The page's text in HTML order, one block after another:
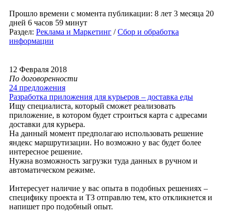
Прошло времени с момента публикации: 8 лет 3 месяца 20
дней 6 часов 59 минут
Раздел: Реклама и Маркетинг /Сбор и обработка
информации
12 Февраля 2018
По договоренности
24 предложения
Разработка приложения для курьеров – доставка еды
Ищу специалиста, который сможет реализовать
приложение, в котором будет строиться карта с адресами
доставки для курьера.
На данный момент предполагаю использовать решение
яндекс маршрутизации. Но возможно у вас будет более
интересное решение.
Нужна возможность загрузки туда данных в ручном и
автоматическом режиме.
Интересует наличие у вас опыта в подобных решениях –
специфику проекта и ТЗ отправлю тем, кто откликнется и
напишет про подобный опыт.